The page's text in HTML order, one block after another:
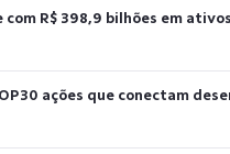
R$ 398,9 bilhões em ativos
ações que conectam